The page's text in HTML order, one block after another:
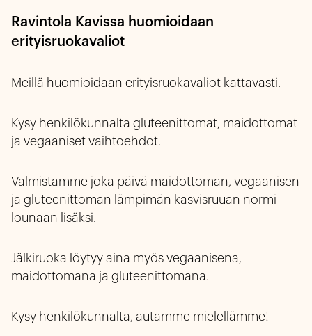
Ravintola Kavissa huomioidaan
erityisruokavaliot
Meillä huomioidaan erityisruokavaliot kattavasti.
Kysy henkilökunnalta gluteenittomat, maidottomat
ja vegaaniset vaihtoehdot.
Valmistamme joka päivä maidottoman, vegaanisen
ja gluteenittoman lämpimän kasvisruuan normi
lounaan lisäksi.
Jälkiruoka löytyy aina myös vegaanisena,
maidottomana ja gluteenittomana.
Kysy henkilökunnalta, autamme mielellämme!